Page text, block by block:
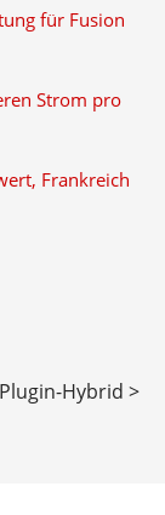
für Fusion
Strom pro
Frankreich
Hybrid >